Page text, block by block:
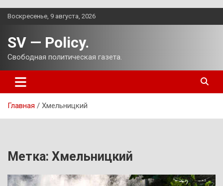
Перейти
Воскресенье, 9 августа, 2026
SV — Policy.
Свободная политическая газета.
Главная Хмельницкий
Метка: Хмельницкий